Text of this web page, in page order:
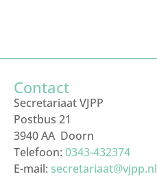
Contact
Secretariaat VJPP
Postbus 21
3940 AA Doorn
Telefoon: 0343-432374
E-mail: secretariaat@vjpp.nl